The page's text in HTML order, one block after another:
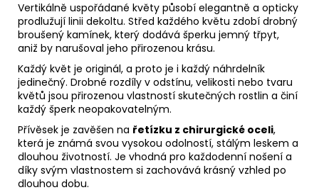
Vertikálně uspořádané květy působí elegantně a opticky
prodlužují linii dekoltu. Střed každého květu zdobí drobný
broušený kamínek, který dodává šperku jemný třpyt,
aniž by narušoval jeho přirozenou krásu.
Každý květ je originál, a proto je i každý náhrdelník
jedinečný. Drobné rozdíly v odstínu, velikosti nebo tvaru
květů jsou přirozenou vlastností skutečných rostlin a činí
každý šperk neopakovatelným.
Přívěsek je zavěšen na řetízku z chirurgické oceli,
která je známá svou vysokou odolností, stálým leskem a
dlouhou životností. Je vhodná pro každodenní nošení a
díky svým vlastnostem si zachovává krásný vzhled po
dlouhou dobu.